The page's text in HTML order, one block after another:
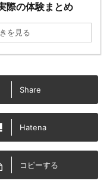
際の体験まとめ
を見る
Share
Hatena
コピーする